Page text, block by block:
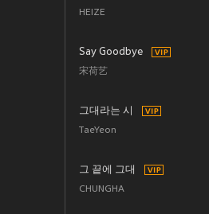
HEIZE
Say Goodbye
宋荷艺
그대라는 시
TaeYeon
그 끝에 그대
CHUNGHA